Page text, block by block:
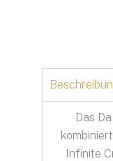
Das
Infinite